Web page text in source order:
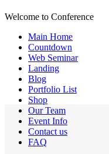
Welcome to Conference
Main Home
Countdown
Web Seminar
Landing
Blog
Portfolio List
Shop
Our Team
Event Info
Contact us
FAQ